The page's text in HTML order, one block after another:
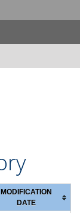
MODIFICATION
DATE